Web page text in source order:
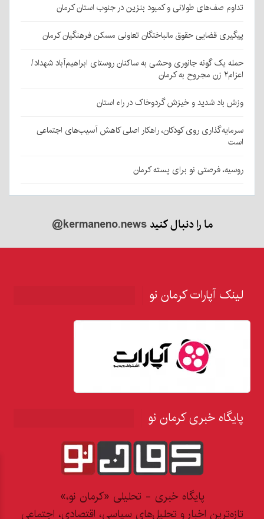
تداوم صف‌های طولانی و کمبود بنزین در جنوب استان کرمان
پیگیری قضایی حقوق مالباختگان تعاونی مسکن فرهنگیان کرمان
حمله یک گونه جانوری وحشی به ساکنان روستای ابراهیم‌آباد شهداد/
اعزام۲ زن مجروح به کرمان
وزش باد شدید و خیزش گردوخاک در راه استان
سرمایه‌گذاری روی کودکان، راهکار اصلی کاهش آسیب‌های اجتماعی
است
روسیه، فرصتی نو برای پسته کرمان
ما را دنبال کنید@kermaneno.news
لینک آپارات کرمان نو
پایگاه خبری کرمان نو
پایگاه خبری - تحلیلی «کرمان نو،»
تازه‌ترین اخبار و تحلیل‌های سیاسی، اقتصادی، اجتماعی